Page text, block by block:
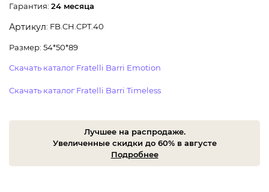
Гарантия: 24 месяца
Артикул: FB.CH.CPT.40
Размер: 54*50*89
Скачать каталог Fratelli Barri Emotion
Скачать каталог Fratelli Barri Timeless
Лучшее на распродаже.
Увеличенные скидки до 60% в августе
Подробнее